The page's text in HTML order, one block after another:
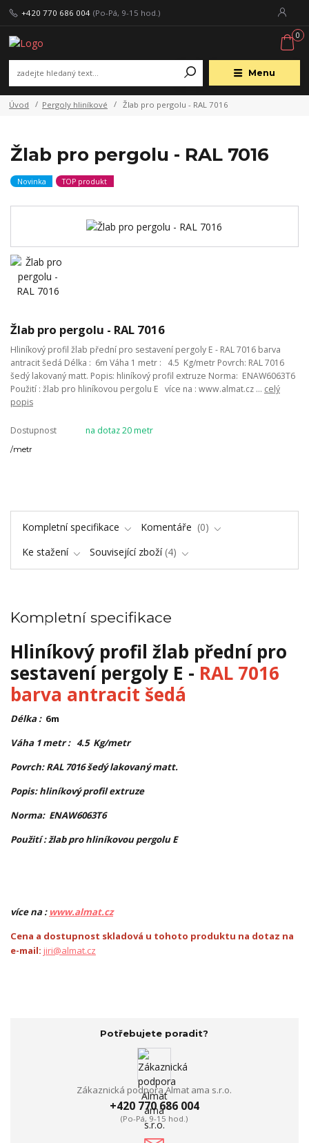
Menu
+420 770 686 004 (Po-Pá, 9-15 hod.)
0
Úvod Pergoly hliníkové Žlab pro pergolu - RAL 7016
Žlab pro pergolu - RAL 7016
Novinka TOP produkt
Žlab pro pergolu - RAL 7016
Hliníkový profil žlab přední pro sestavení pergoly E - RAL 7016 barva
antracit šedá Délka : 6m Váha 1 metr : 4.5 Kg/metr Povrch: RAL 7016
šedý lakovaný matt. Popis: hliníkový profil extruze Norma: ENAW6063T6
Použití : žlab pro hliníkovou pergolu E více na : www.almat.cz ... celý
popis
Dostupnost na dotaz 20 metr
/metr
Kompletní specifikace Komentáře
0
Ke stažení
Související zboží 4
Kompletní specifikace
Hliníkový profil žlab přední pro
sestavení pergoly E - RAL 7016
barva antracit šedá
Délka :6m
Váha 1 metr : 4.5 Kg/metr
Povrch: RAL 7016 šedý lakovaný matt.
Popis: hliníkový profil extruze
Norma: ENAW6063T6
Použití : žlab pro hliníkovou pergolu E
více na : www.almat.cz
Cena a dostupnost skladová u tohoto produktu na dotaz na
e-mail: jiri@almat.cz
Potřebujete poradit?
Zákaznická podpora Almat ama s.r.o.
+420 770 686 004
(Po-Pá, 9-15 hod.)